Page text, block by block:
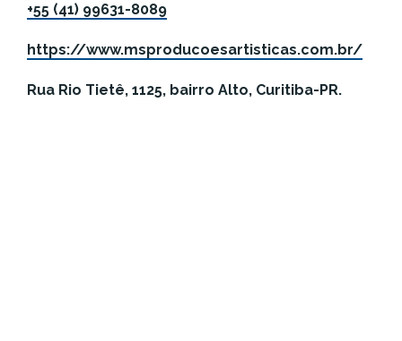
+55 (41) 99631-8089
https://www.msproducoesartisticas.com.br/
Rua Rio Tietê, 1125, bairro Alto, Curitiba-PR.